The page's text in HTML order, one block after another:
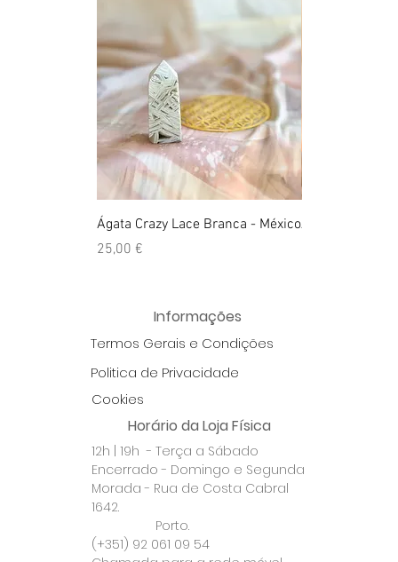
Ágata Crazy Lace Branca - México
Preço
25,00 €
Anel Golden
Informações
Termos Gerais e Condições
Politica de Privacidade
Cookies
Horário da Loja Física
12h | 19h - Terça a Sábado
Encerrado - Domingo e Segunda
Morada - Rua de Costa Cabral
1642.
Porto.
(+351) 92 061 09 54